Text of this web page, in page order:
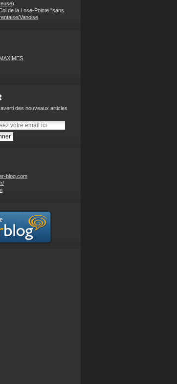
de la Lose-Pointe "sans
Vanoise
des nouveaux articles
blog.com